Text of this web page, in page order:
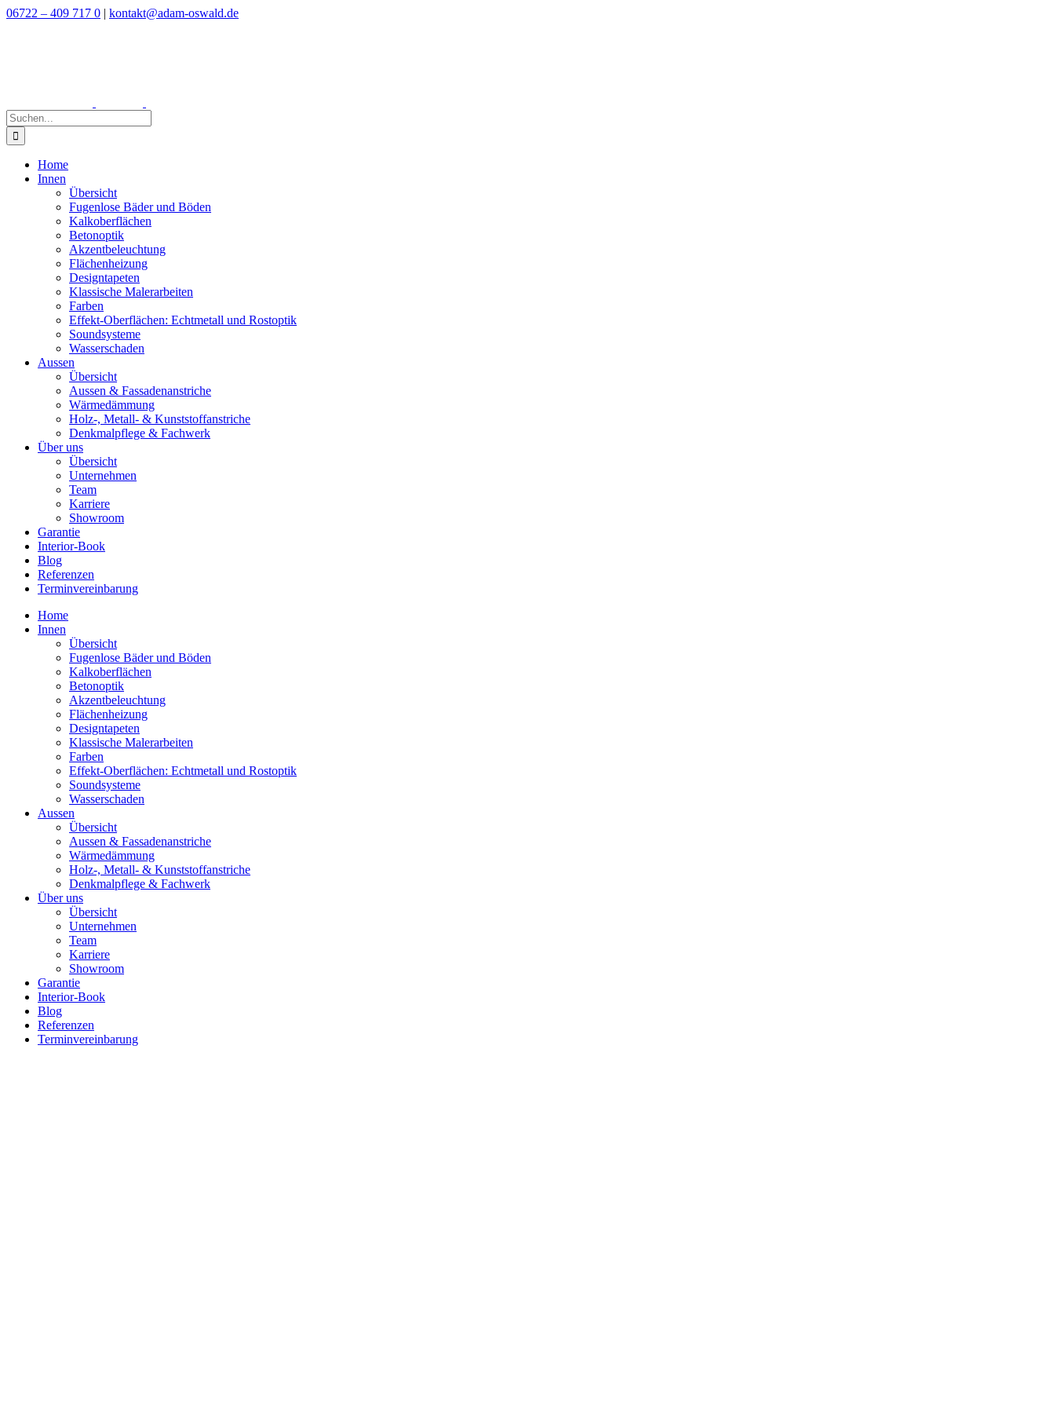
Zum
06722 – 409 717 0 | kontakt@adam-oswald.de
Suche
nach:
Home
Innen
Übersicht
Fugenlose Bäder und Böden
Kalkoberflächen
Betonoptik
Akzentbeleuchtung
Flächenheizung
Designtapeten
Klassische Malerarbeiten
Farben
Effekt-Oberflächen: Echtmetall und Rostoptik
Soundsysteme
Wasserschaden
Aussen
Übersicht
Aussen & Fassadenanstriche
Wärmedämmung
Holz-, Metall- & Kunststoffanstriche
Denkmalpflege & Fachwerk
Über uns
Übersicht
Unternehmen
Team
Karriere
Showroom
Garantie
Interior-Book
Blog
Referenzen
Terminvereinbarung
Home
Innen
Übersicht
Fugenlose Bäder und Böden
Kalkoberflächen
Betonoptik
Akzentbeleuchtung
Flächenheizung
Designtapeten
Klassische Malerarbeiten
Farben
Effekt-Oberflächen: Echtmetall und Rostoptik
Soundsysteme
Wasserschaden
Aussen
Übersicht
Aussen & Fassadenanstriche
Wärmedämmung
Holz-, Metall- & Kunststoffanstriche
Denkmalpflege & Fachwerk
Über uns
Übersicht
Unternehmen
Team
Karriere
Showroom
Garantie
Interior-Book
Blog
Referenzen
Terminvereinbarung